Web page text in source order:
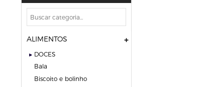
ALIMENTOS
DOCES
bala
biscoito e bolinho